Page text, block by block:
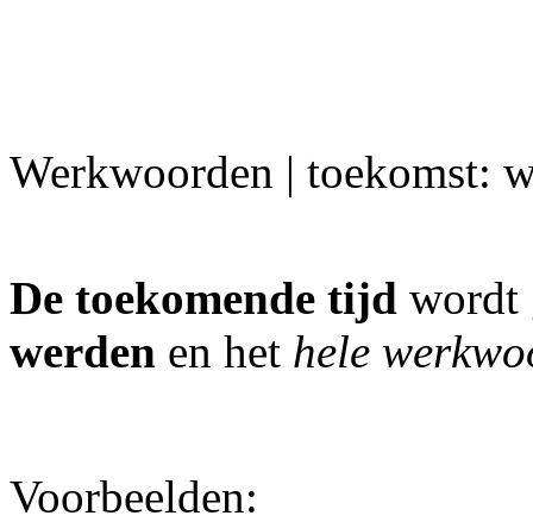
Werkwoorden | toekomst:
De toekomende tijd wordt
werden en het hele
Voorbeelden: